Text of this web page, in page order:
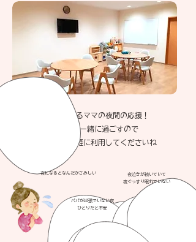
毎日頑張るママの夜間の応援！
親子で一緒に過ごすので
安心して気軽に利用してくださいね
​パパが出張でいない夜
ひとりだと不安
​夜泣きが続いていて
夜ぐっすり眠れていない
夜になるとなんだかさみしい